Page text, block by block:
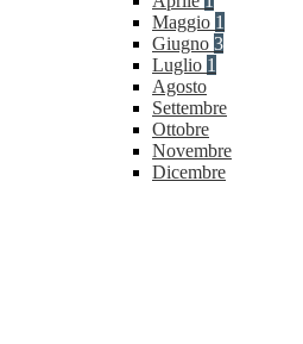
Maggio 1
Giugno 3
Luglio 1
Agosto
Settembre
Ottobre
Novembre
Dicembre